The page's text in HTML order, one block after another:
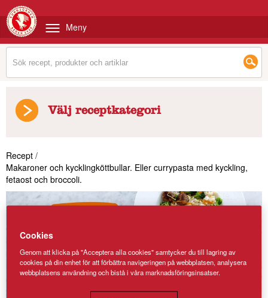
Meny
Välj receptkategori
Recept /
Makaroner och kycklingköttbullar. Eller currypasta med kyckling,
fetaost och broccoli.
Cookies
Genom att klicka på "Acceptera alla cookies" samtycker du till lagring av
cookies på din enhet för att förbättra navigeringen på webbplatsen, analysera
webbplatsens användning och bistå i våra marknadsföringsinsatser.